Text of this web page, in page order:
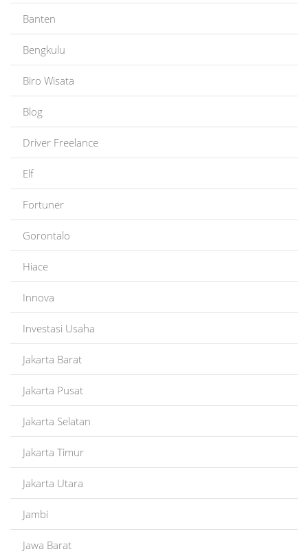
Banten
Bengkulu
Biro Wisata
Blog
Driver Freelance
Elf
Fortuner
Gorontalo
Hiace
Innova
Investasi Usaha
Jakarta Barat
Jakarta Pusat
Jakarta Selatan
Jakarta Timur
Jakarta Utara
Jambi
Jawa Barat